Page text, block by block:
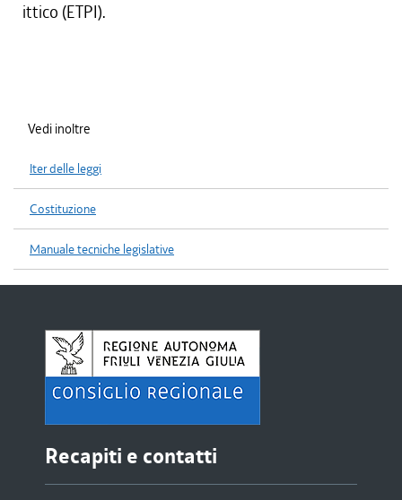
ittico (ETPI).
Vedi inoltre
Iter delle leggi
Costituzione
Manuale tecniche legislative
Recapiti e contatti